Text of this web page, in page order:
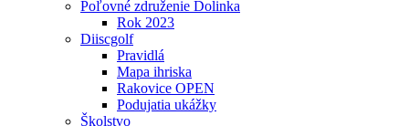
Poľovné združenie Dolinka
Rok 2023
Diiscgolf
Pravidlá
Mapa ihriska
Rakovice OPEN
Podujatia ukážky
Školstvo